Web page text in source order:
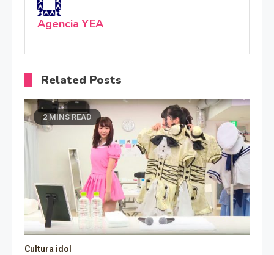
Agencia YEA
Related Posts
2 MINS READ
Cultura idol